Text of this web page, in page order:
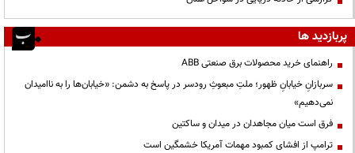
پربازدید ها
راهنمای خرید محصولات برق صنعتی ABB
سربازانِ خیابانِ ظهور؛ ملتِ مبعوثِ رودسر در پاسخ به دشمن: «خیابان‌ها را به ناامیدان
نمی‌دهیم»
فرق است میان مجاهدان در میدان و ساکتین
ترامپ از افشای کمبود مهمات آمریکا خشمگین است